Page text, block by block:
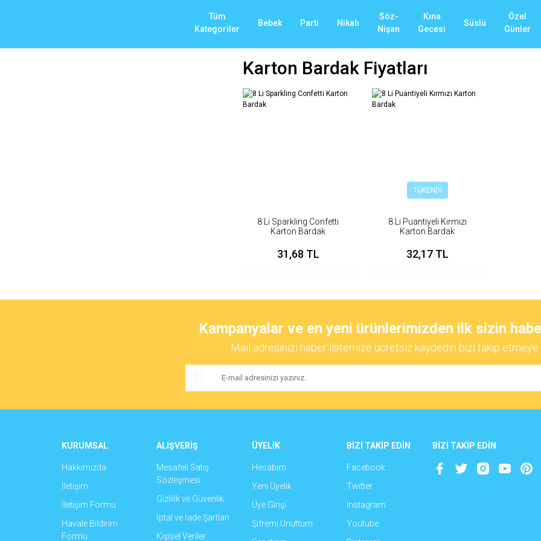
Tüm
Kategoriler
Bebek Parti Nikah
Söz-
Nişan
Kına
Gecesi
Süslü
Özel
Günler
Karton Bardak Fiyatları
8 Li Sparkling Confetti
Karton Bardak
31,68 TL
TÜKENDİ
8 Li Puantiyeli Kırmızı
Karton Bardak
32,17 TL
Kampanyalar ve en yeni ürünlerimizden ilk sizin
Mail adresinizi haber listemize ücretsiz kaydedin bizi takip etmeye
KURUMSAL
Hakkımızda
İletişim
İletişim Formu
Havale Bildirim
Formu
ALIŞVERİŞ
Mesafeli Satış
Sözleşmesi
Gizlilik ve Güvenlik
İptal ve İade Şartları
Kişisel Veriler
ÜYELİK
Hesabım
Yeni Üyelik
Üye Girişi
Şifremi Unuttum
BİZİ TAKİP EDİN
Facebook
Twitter
Instagram
Youtube
BİZİ TAKİP EDİN